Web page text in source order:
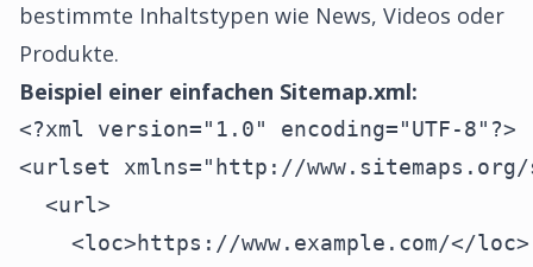
bestimmte Inhaltstypen wie News, Videos oder
Produkte.
Beispiel einer einfachen Sitemap.xml:
<?xml version="1.0" encoding="UTF-8"?>
<urlset xmlns="http://www.sitemaps.org/
  <url>
    <loc>https://www.example.com/</loc>